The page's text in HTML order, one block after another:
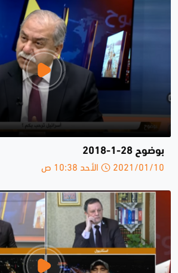
بوضوح 28-1-2018
2021/01/10 الأحد 10:38 ص